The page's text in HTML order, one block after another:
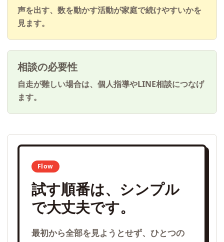
声を出す、数を動かす活動が家庭で続けやすいかを
見ます。
相談の必要性
自走が難しい場合は、個人指導やLINE相談につなげ
ます。
Flow
試す順番は、シンプル
で大丈夫です。
最初から全部を見ようとせず、ひとつの